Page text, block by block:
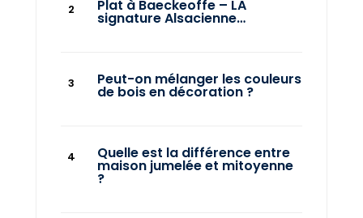
Plat à Baeckeoffe – LA
signature Alsacienne…
Peut-on mélanger les couleurs
de bois en décoration ?
Quelle est la différence entre
maison jumelée et mitoyenne
?